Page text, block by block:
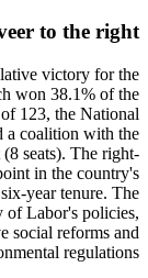
to the right
victory for the
won 38.1% of the
123, the National
a coalition with the
seats). The right-
in the country's
year tenure. The
of Labor's policies,
social reforms and
regulations.